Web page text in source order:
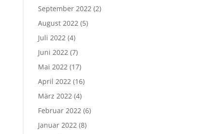
September 2022 (2)
August 2022 (5)
Juli 2022 (4)
Juni 2022 (7)
Mai 2022 (17)
April 2022 (16)
März 2022 (4)
Februar 2022 (6)
Januar 2022 (8)